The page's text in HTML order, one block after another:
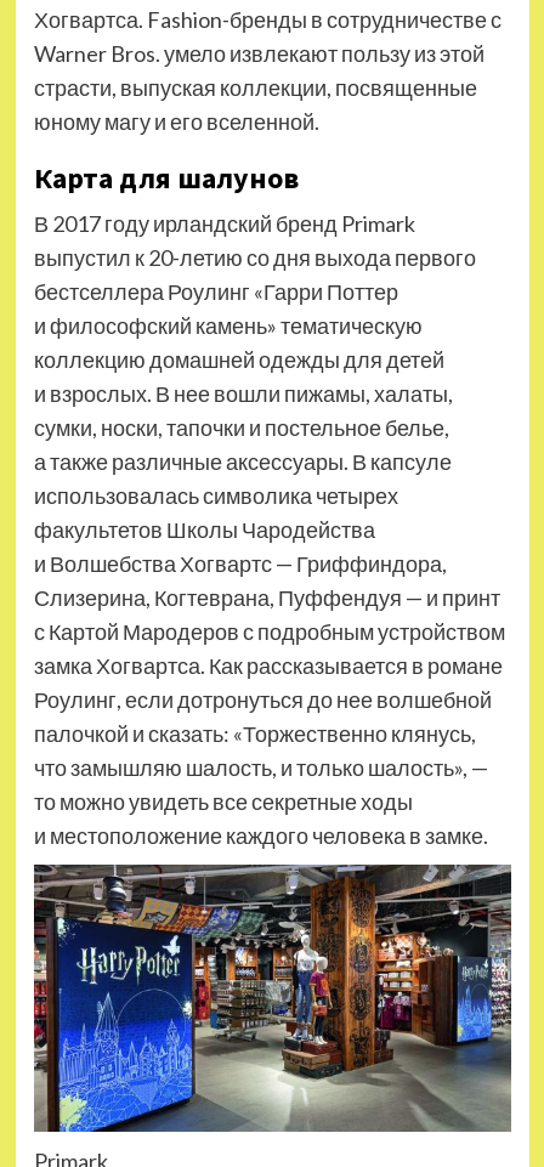
Хогвартса. Fashion-бренды в сотрудничестве с
Warner Bros. умело извлекают пользу из этой
страсти, выпуская коллекции, посвященные
юному магу и его вселенной.
Карта для шалунов
В 2017 году ирландский бренд Primark
выпустил к 20-летию со дня выхода первого
бестселлера Роулинг «Гарри Поттер
и философский камень» тематическую
коллекцию домашней одежды для детей
и взрослых. В нее вошли пижамы, халаты,
сумки, носки, тапочки и постельное белье,
а также различные аксессуары. В капсуле
использовалась символика четырех
факультетов Школы Чародейства
и Волшебства Хогвартс — Гриффиндора,
Слизерина, Когтеврана, Пуффендуя — и принт
с Картой Маро­деров с подробным устройством
замка Хогвартса. Как рассказывается в романе
Роулинг, если дотронуться до нее вол­шебной
палочкой и сказать: «Торже­ственно клянусь,
что замышляю шалость, и только шалость», —
то можно увидеть все секретные ходы
и местоположение каждого человека в замке.
Primark